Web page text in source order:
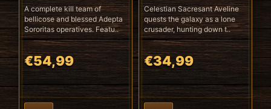
A complete kill team of
bellicose and blessed Adepta
Sororitas operatives. Featu..
€54,99
Celestian Sacresant Aveline
quests the galaxy as a lone
crusader, hunting down t..
€34,99